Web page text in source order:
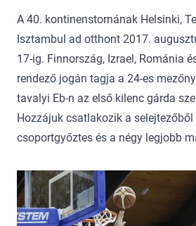
A 40. kontinenstornának Helsinki,
Isztambul ad otthont 2017.
17-ig. Finnország, Izrael, Románia
rendező jogán tagja a 24-es
tavalyi Eb-n az első kilenc gárda
Hozzájuk csatlakozik a
csoportgyőztes és a négy legjobb